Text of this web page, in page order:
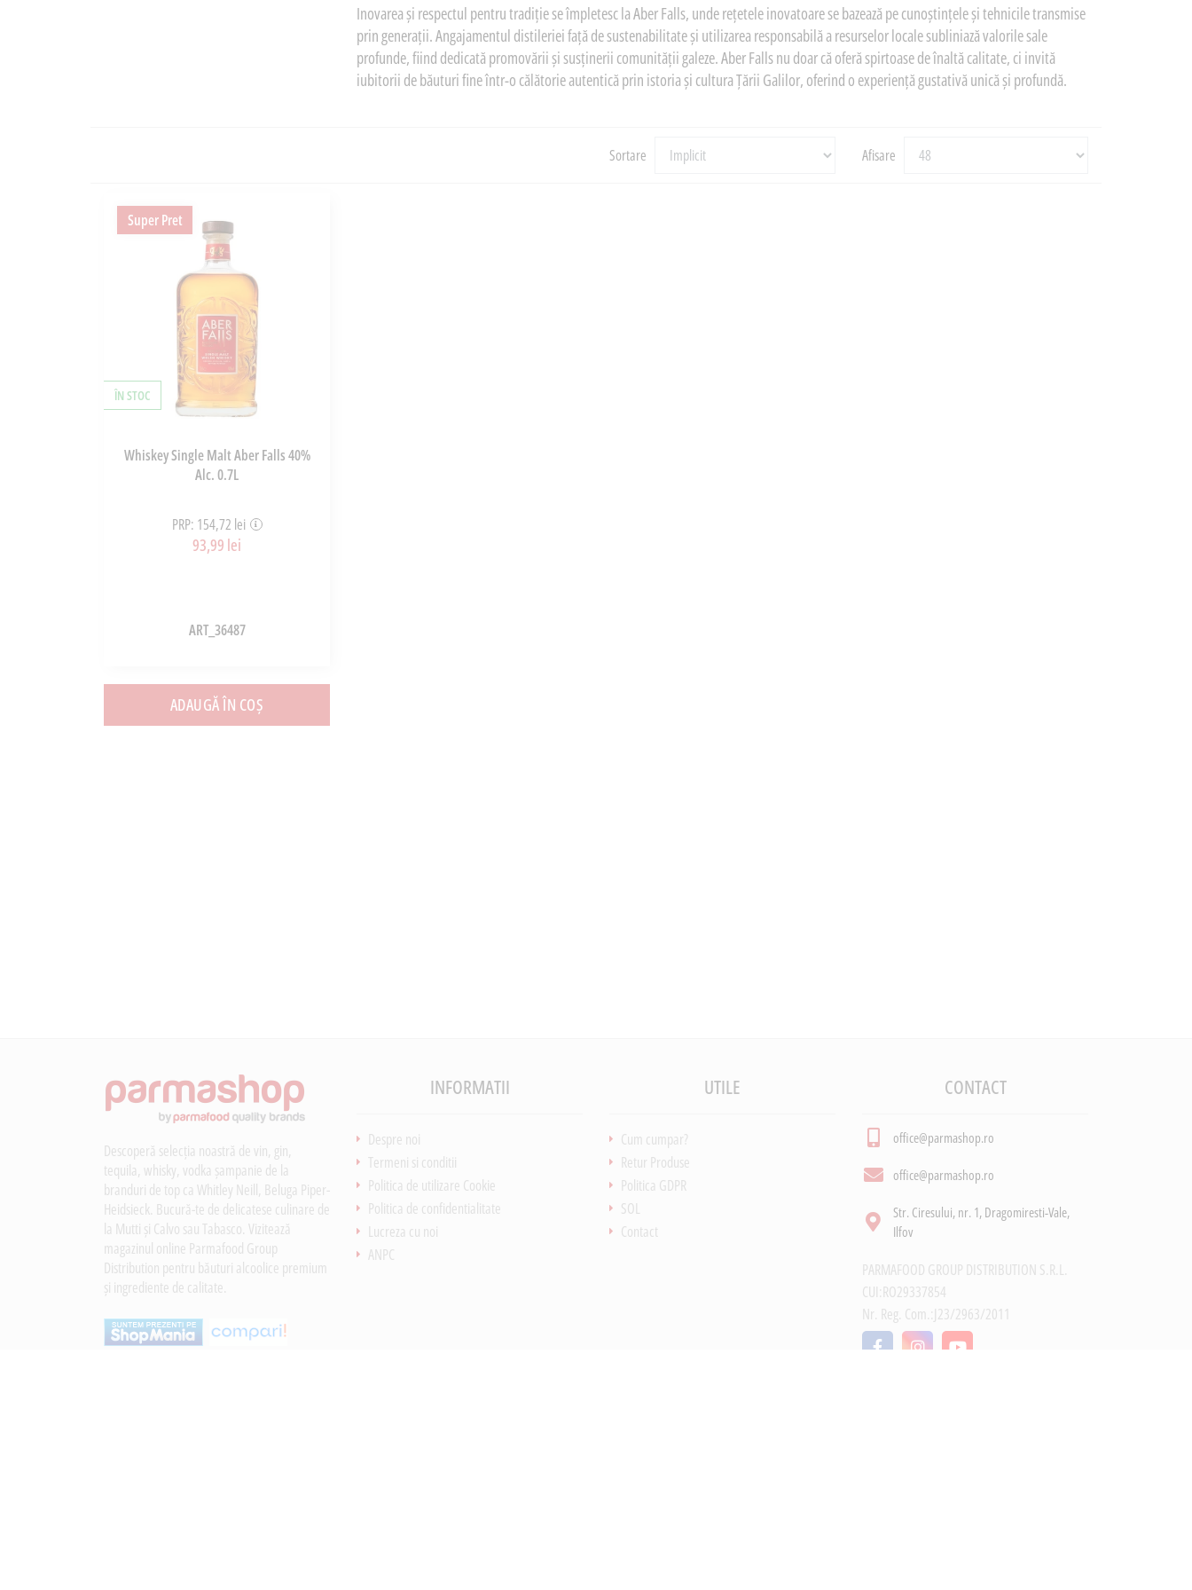
Inovarea și respectul pentru tradiție se împletesc la Aber Falls, unde rețetele inovatoare se bazează pe cunoștințele și tehnicile transmise
prin generații. Angajamentul distileriei față de sustenabilitate și utilizarea responsabilă a resurselor locale subliniază valorile sale
profunde, fiind dedicată promovării și susținerii comunității galeze. Aber Falls nu doar că oferă spirtoase de înaltă calitate, ci invită
iubitorii de băuturi fine într-o călătorie autentică prin istoria și cultura Țării Galilor, oferind o experiență gustativă unică și profundă.
Sortare Afisare
Super Pret
ÎN STOC
Whiskey Single Malt Aber Falls 40%
Alc. 0.7L
PRP: 154,72 lei
93,99 lei
ART_36487
ADAUGĂ ÎN COȘ
Descoperă selecția noastră de vin, gin,
tequila, whisky, vodka șampanie de la
branduri de top ca Whitley Neill, Beluga Piper-
Heidsieck. Bucură-te de delicatese culinare de
la Mutti și Calvo sau Tabasco. Vizitează
magazinul online Parmafood Group
Distribution pentru băuturi alcoolice premium
și ingrediente de calitate.
INFORMATII
Despre noi
Termeni si conditii
Politica de utilizare Cookie
Politica de confidentialitate
Lucreza cu noi
ANPC
UTILE
Cum cumpar?
Retur Produse
Politica GDPR
SOL
Contact
CONTACT
office@parmashop.ro
office@parmashop.ro
Str. Ciresului, nr. 1, Dragomiresti-Vale,
Ilfov
PARMAFOOD GROUP DISTRIBUTION S.R.L.
CUI:RO29337854
Nr. Reg. Com.:J23/2963/2011